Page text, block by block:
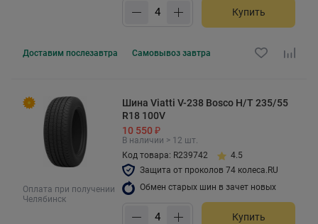
Купить
Доставим послезавтра Самовывоз завтра
Оплата при получении
Челябинск
Шина Viatti V-238 Bosco H/T 235/55
R18 100V
10 550 ₽
В наличии > 12 шт.
Код товара: R239742
4.5
Защита от проколов 74 колеса.RU
Обмен старых шин в зачет новых
Купить